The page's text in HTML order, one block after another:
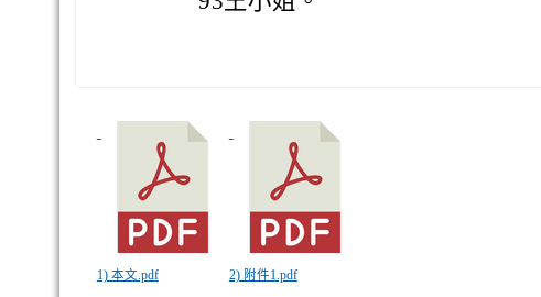
1) 本文.pdf 2) 附件1.pdf